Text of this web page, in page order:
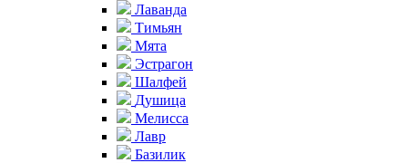
Лаванда
Тимьян
Мята
Эстрагон
Шалфей
Душица
Мелисса
Лавр
Базилик